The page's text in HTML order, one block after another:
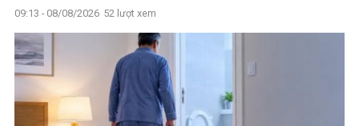
09:13 - 08/08/2026 52 lượt xem